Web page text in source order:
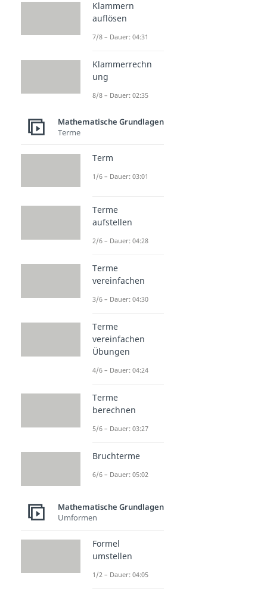
Klammern
auflösen
7/8 – Dauer: 04:31
Klammerrechn
ung
8/8 – Dauer: 02:35
Mathematische Grundlagen
Terme
Term
1/6 – Dauer: 03:01
Terme
aufstellen
2/6 – Dauer: 04:28
Terme
vereinfachen
3/6 – Dauer: 04:30
Terme
vereinfachen
Übungen
4/6 – Dauer: 04:24
Terme
berechnen
5/6 – Dauer: 03:27
Bruchterme
6/6 – Dauer: 05:02
Mathematische Grundlagen
Umformen
Formel
umstellen
1/2 – Dauer: 04:05